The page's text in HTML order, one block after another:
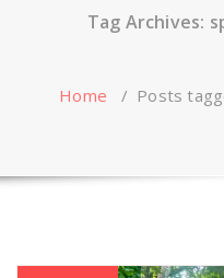
Tag Archives:
Home / Posts